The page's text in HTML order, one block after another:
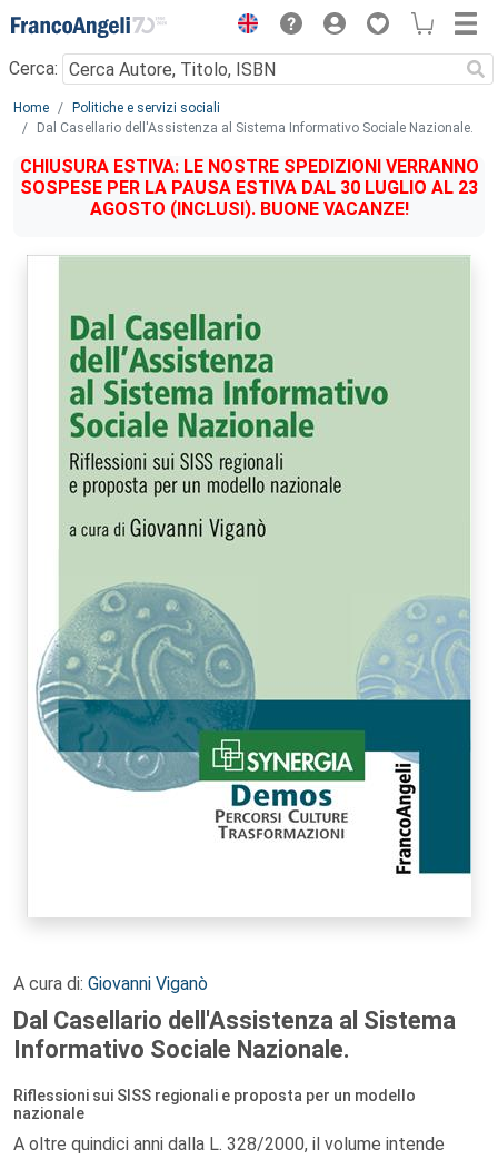
Menu
Cerca:
Main content
Home
Politiche e servizi sociali
Dal Casellario dell'Assistenza al Sistema Informativo Sociale Nazionale.
CHIUSURA ESTIVA: LE NOSTRE SPEDIZIONI VERRANNO
SOSPESE PER LA PAUSA ESTIVA DAL 30 LUGLIO AL 23
AGOSTO (INCLUSI). BUONE VACANZE!
A cura di: Giovanni Viganò
Dal Casellario dell'Assistenza al Sistema
Informativo Sociale Nazionale.
Riflessioni sui SISS regionali e proposta per un modello
nazionale
A oltre quindici anni dalla L. 328/2000, il volume intende